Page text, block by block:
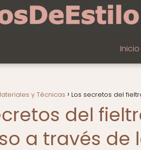
Inicio
y Técnicas Los secretos del
del
a través de